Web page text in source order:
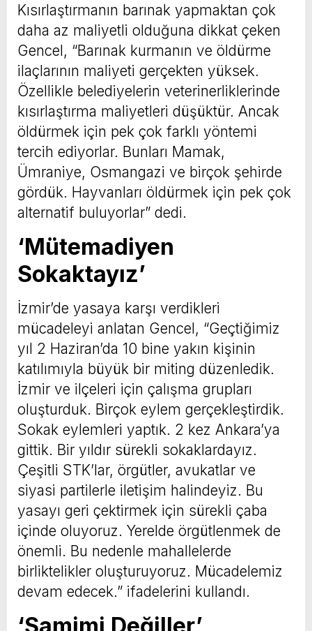
Kısırlaştırmanın barınak yapmaktan çok
daha az maliyetli olduğuna dikkat çeken
Gencel, “Barınak kurmanın ve öldürme
ilaçlarının maliyeti gerçekten yüksek.
Özellikle belediyelerin veterinerliklerinde
kısırlaştırma maliyetleri düşüktür. Ancak
öldürmek için pek çok farklı yöntemi
tercih ediyorlar. Bunları Mamak,
Ümraniye, Osmangazi ve birçok şehirde
gördük. Hayvanları öldürmek için pek çok
alternatif buluyorlar” dedi.
‘Mütemadiyen
Sokaktayız’
İzmir’de yasaya karşı verdikleri
mücadeleyi anlatan Gencel, “Geçtiğimiz
yıl 2 Haziran’da 10 bine yakın kişinin
katılımıyla büyük bir miting düzenledik.
İzmir ve ilçeleri için çalışma grupları
oluşturduk. Birçok eylem gerçekleştirdik.
Sokak eylemleri yaptık. 2 kez Ankara’ya
gittik. Bir yıldır sürekli sokaklardayız.
Çeşitli STK’lar, örgütler, avukatlar ve
siyasi partilerle iletişim halindeyiz. Bu
yasayı geri çektirmek için sürekli çaba
içinde oluyoruz. Yerelde örgütlenmek de
önemli. Bu nedenle mahallelerde
birliktelikler oluşturuyoruz. Mücadelemiz
devam edecek.” ifadelerini kullandı.
‘Samimi Değiller’